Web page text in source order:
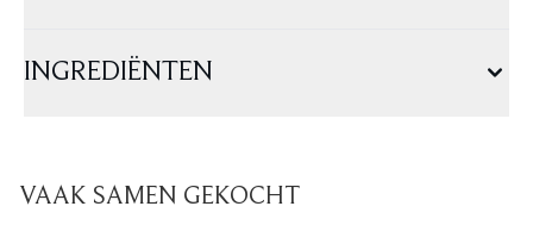
INGREDIËNTEN
VAAK SAMEN GEKOCHT